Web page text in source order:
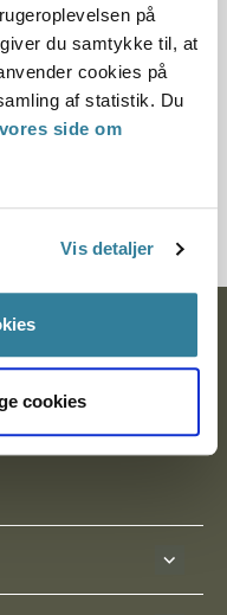
på
du samtykke til, at
cookies på
af statistik. Du
vores side om
Vis detaljer
cookies